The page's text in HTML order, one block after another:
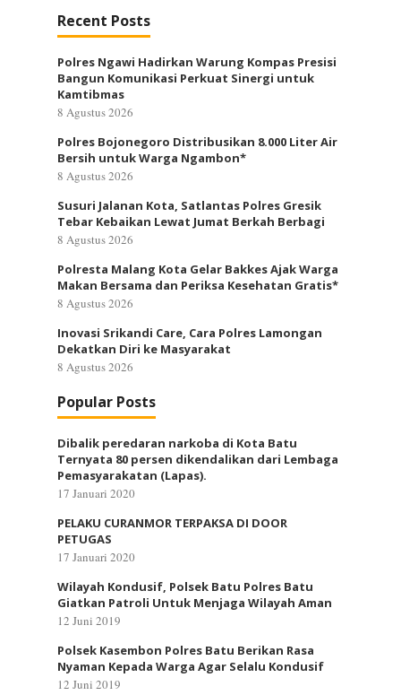
Recent Posts
Polres Ngawi Hadirkan Warung Kompas Presisi
Bangun Komunikasi Perkuat Sinergi untuk
Kamtibmas
8 Agustus 2026
Polres Bojonegoro Distribusikan 8.000 Liter Air
Bersih untuk Warga Ngambon*
8 Agustus 2026
Susuri Jalanan Kota, Satlantas Polres Gresik
Tebar Kebaikan Lewat Jumat Berkah Berbagi
8 Agustus 2026
Polresta Malang Kota Gelar Bakkes Ajak Warga
Makan Bersama dan Periksa Kesehatan Gratis*
8 Agustus 2026
Inovasi Srikandi Care, Cara Polres Lamongan
Dekatkan Diri ke Masyarakat
8 Agustus 2026
Popular Posts
Dibalik peredaran narkoba di Kota Batu
Ternyata 80 persen dikendalikan dari Lembaga
Pemasyarakatan (Lapas).
17 Januari 2020
PELAKU CURANMOR TERPAKSA DI DOOR
PETUGAS
17 Januari 2020
Wilayah Kondusif, Polsek Batu Polres Batu
Giatkan Patroli Untuk Menjaga Wilayah Aman
12 Juni 2019
Polsek Kasembon Polres Batu Berikan Rasa
Nyaman Kepada Warga Agar Selalu Kondusif
12 Juni 2019